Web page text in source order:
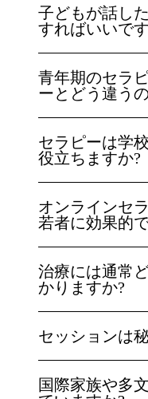
子どもが話し
すればいいで
青年期のセラ
ーとどう違う
セラピーは学
役立ちますか?
オンラインセ
若者に効果的
治療には通常
かりますか?
セッションは
国際家族や多